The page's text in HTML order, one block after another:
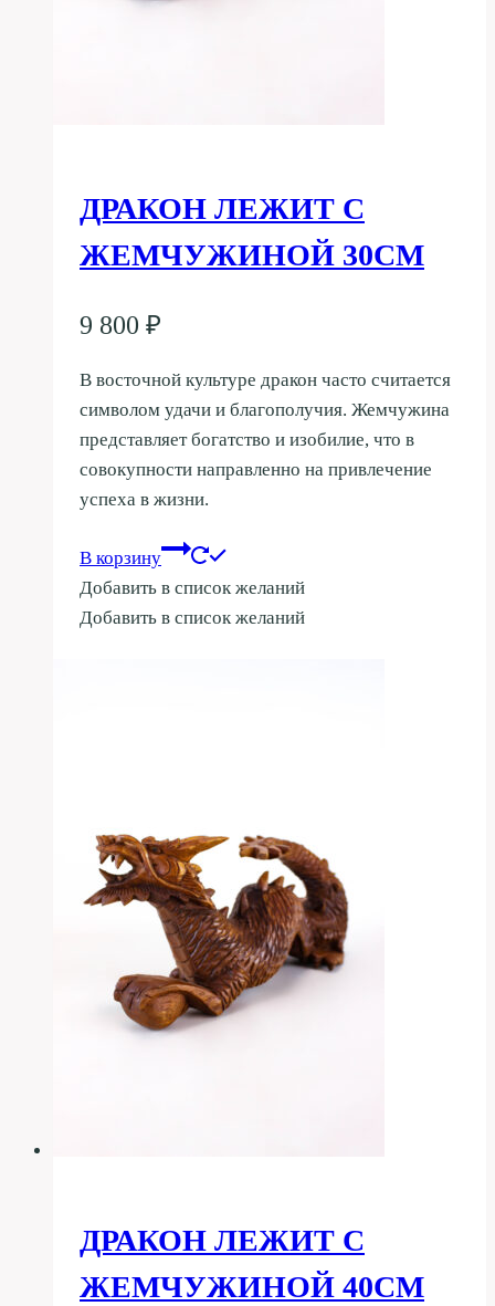
ДРАКОН ЛЕЖИТ С
ЖЕМЧУЖИНОЙ 30СМ
9 800 ₽
В восточной культуре дракон часто считается
символом удачи и благополучия. Жемчужина
представляет богатство и изобилие, что в
совокупности направленно на привлечение
успеха в жизни.
В корзину
Добавить в список желаний
Добавить в список желаний
ДРАКОН ЛЕЖИТ С
ЖЕМЧУЖИНОЙ 40СМ